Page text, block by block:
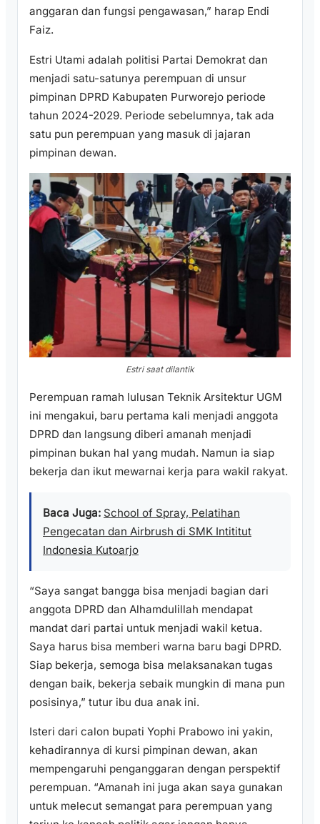
anggaran dan fungsi pengawasan,” harap Endi
Faiz.
Estri Utami adalah politisi Partai Demokrat dan
menjadi satu-satunya perempuan di unsur
pimpinan DPRD Kabupaten Purworejo periode
tahun 2024-2029. Periode sebelumnya, tak ada
satu pun perempuan yang masuk di jajaran
pimpinan dewan.
Estri saat dilantik
Perempuan ramah lulusan Teknik Arsitektur UGM
ini mengakui, baru pertama kali menjadi anggota
DPRD dan langsung diberi amanah menjadi
pimpinan bukan hal yang mudah. Namun ia siap
bekerja dan ikut mewarnai kerja para wakil rakyat.
Baca Juga: School of Spray, Pelatihan
Pengecatan dan Airbrush di SMK Intititut
Indonesia Kutoarjo
“Saya sangat bangga bisa menjadi bagian dari
anggota DPRD dan Alhamdulillah mendapat
mandat dari partai untuk menjadi wakil ketua.
Saya harus bisa memberi warna baru bagi DPRD.
Siap bekerja, semoga bisa melaksanakan tugas
dengan baik, bekerja sebaik mungkin di mana pun
posisinya,” tutur ibu dua anak ini.
Isteri dari calon bupati Yophi Prabowo ini yakin,
kehadirannya di kursi pimpinan dewan, akan
mempengaruhi penganggaran dengan perspektif
perempuan. “Amanah ini juga akan saya gunakan
untuk melecut semangat para perempuan yang